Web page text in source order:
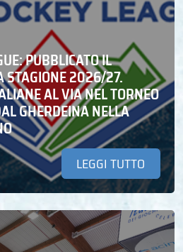
PUBBLICATO IL
STAGIONE 2026/27.
AL VIA NEL TORNEO
GHERDEINA NELLA
LEGGI TUTTO